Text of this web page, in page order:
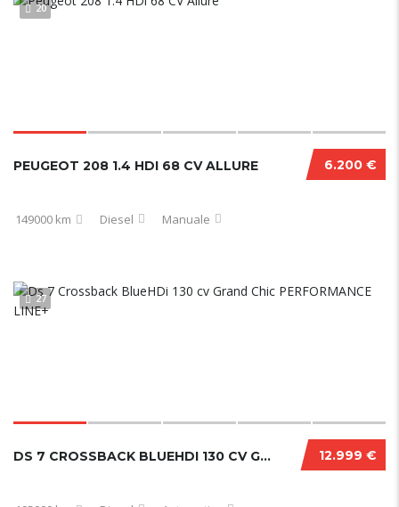
20
6.200 €
PEUGEOT 208 1.4 HDI 68 CV ALLURE
149000 km Diesel Manuale
27
12.999 €
DS 7 CROSSBACK BLUEHDI 130 CV GRAND CHIC PERFORMANCE LINE+